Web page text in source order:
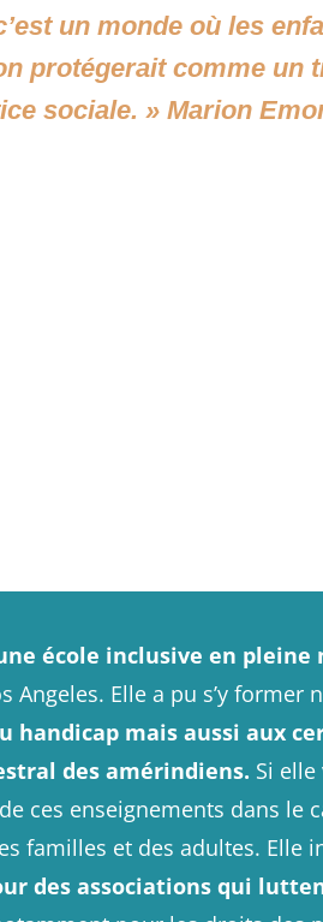
un monde où les
protégerait comme un
sociale. » Marion
école inclusive en pleine
Angeles. Elle a pu s’y former
handicap mais aussi aux
des amérindiens. Si
ces enseignements dans le
familles et des adultes. Elle
des associations qui